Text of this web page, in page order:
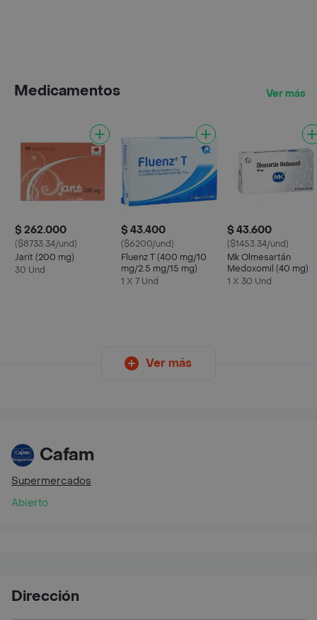
Medicamentos Ver más
$ 262.000
($8733.34/und)
Jarit (200 mg)
30 Und
$ 43.400
($6200/und)
Fluenz T (400 mg/10
mg/2.5 mg/15 mg)
1 X 7 Und
$ 43.600
($1453.34/und)
Mk Olmesartán
Medoxomil (40 mg)
1 X 30 Und
Ver más
Cafam
Supermercados
Abierto
Dirección